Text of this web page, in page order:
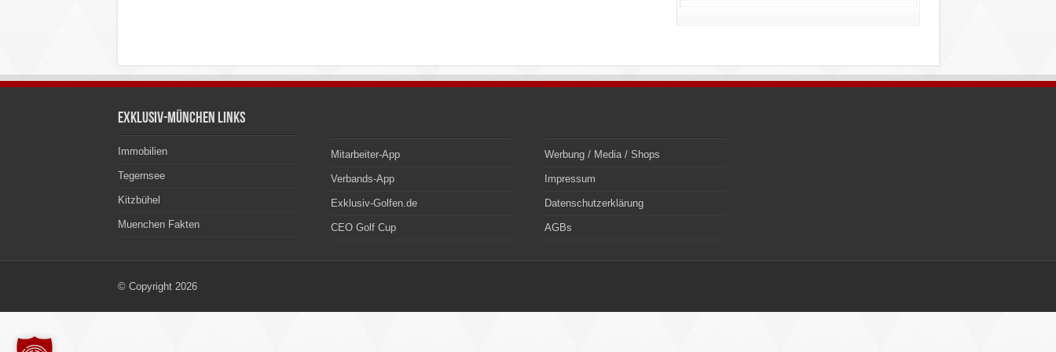
Exklusiv-München Links
Immobilien
Tegernsee
Kitzbühel
Muenchen Fakten
Mitarbeiter-App
Verbands-App
Exklusiv-Golfen.de
CEO Golf Cup
Werbung / Media / Shops
Impressum
Datenschutzerklärung
AGBs
© Copyright 2026